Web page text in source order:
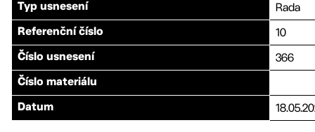
Typ usnesení Rada
Referenční číslo 10
Číslo usnesení 366
Číslo materiálu
Datum